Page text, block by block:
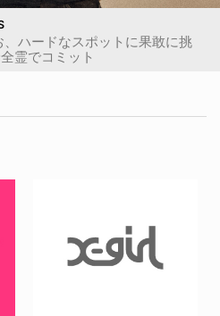
ハードなスポットに果敢に挑
霊でコミット